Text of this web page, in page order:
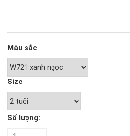
Màu sắc
Size
Số lượng: